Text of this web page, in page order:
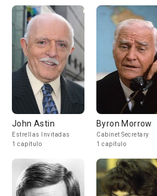
John Astin
Estrellas Invitadas
1 capítulo
Byron Morrow
Cabinet Secretary
1 capítulo